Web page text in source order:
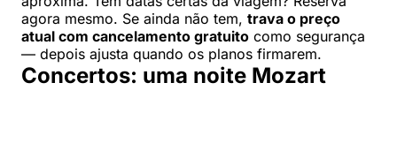
agora mesmo. Se ainda não tem, trava o preço
atual com cancelamento gratuito como segurança
— depois ajusta quando os planos firmarem.
Concertos: uma noite Mozart